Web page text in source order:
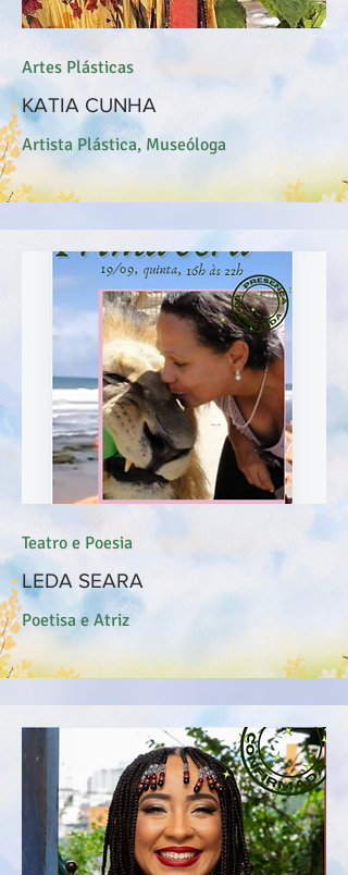
Artes Plásticas
KATIA CUNHA
Artista Plástica, Museóloga
Teatro e Poesia
LEDA SEARA
Poetisa e Atriz